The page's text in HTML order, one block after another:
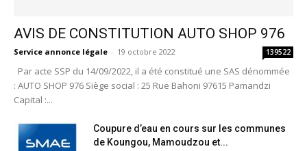
AVIS DE CONSTITUTION AUTO SHOP 976
Service annonce légale - 19 octobre 2022 139522
Par acte SSP du 14/09/2022, il a été constitué une SAS dénommée
: AUTO SHOP 976 Siège social : 25 Rue Bahoni 97615 Pamandzi
Capital :...
Coupure d’eau en cours sur les communes
de Koungou, Mamoudzou et...